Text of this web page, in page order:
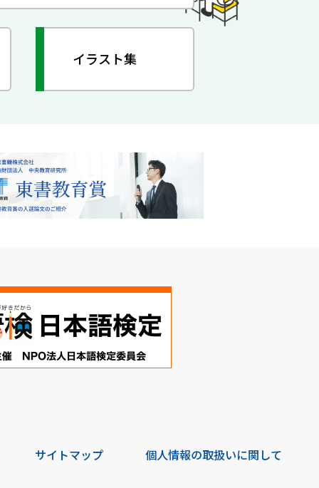
イラスト集
サイトマップ 個人情報の取扱いに関して